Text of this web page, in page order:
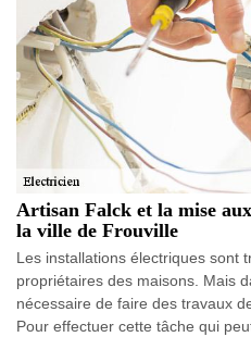
Artisan Falck et la mise
la ville de Frouville
Les installations électriques sont
propriétaires des maisons. Mais
nécessaire de faire des travaux
Pour effectuer cette tâche qui